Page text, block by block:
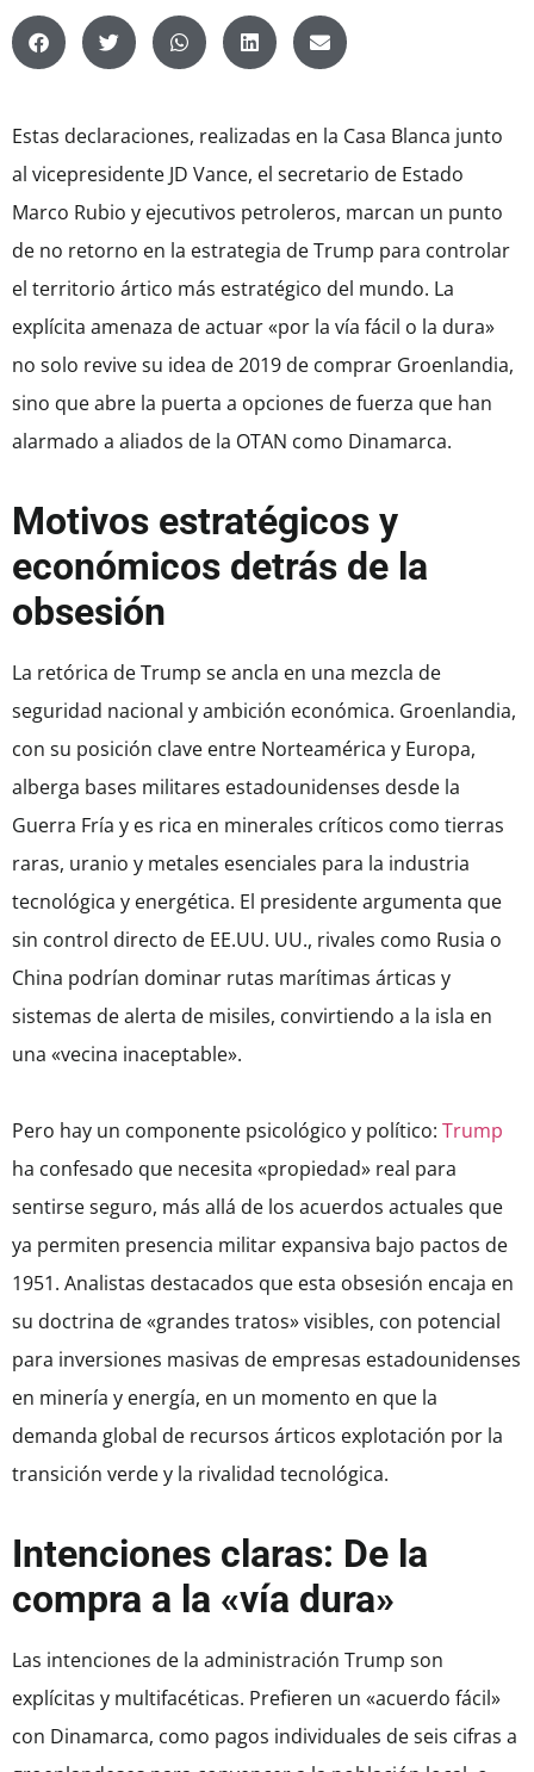
Estas declaraciones, realizadas en la Casa Blanca junto
al vicepresidente JD Vance, el secretario de Estado
Marco Rubio y ejecutivos petroleros, marcan un punto
de no retorno en la estrategia de Trump para controlar
el territorio ártico más estratégico del mundo. La
explícita amenaza de actuar «por la vía fácil o la dura»
no solo revive su idea de 2019 de comprar Groenlandia,
sino que abre la puerta a opciones de fuerza que han
alarmado a aliados de la OTAN como Dinamarca.
Motivos estratégicos y
económicos detrás de la
obsesión
La retórica de Trump se ancla en una mezcla de
seguridad nacional y ambición económica. Groenlandia,
con su posición clave entre Norteamérica y Europa,
alberga bases militares estadounidenses desde la
Guerra Fría y es rica en minerales críticos como tierras
raras, uranio y metales esenciales para la industria
tecnológica y energética. El presidente argumenta que
sin control directo de EE.UU. UU., rivales como Rusia o
China podrían dominar rutas marítimas árticas y
sistemas de alerta de misiles, convirtiendo a la isla en
una «vecina inaceptable».
Pero hay un componente psicológico y político: Trump
ha confesado que necesita «propiedad» real para
sentirse seguro, más allá de los acuerdos actuales que
ya permiten presencia militar expansiva bajo pactos de
1951. Analistas destacados que esta obsesión encaja en
su doctrina de «grandes tratos» visibles, con potencial
para inversiones masivas de empresas estadounidenses
en minería y energía, en un momento en que la
demanda global de recursos árticos explotación por la
transición verde y la rivalidad tecnológica.
Intenciones claras: De la
compra a la «vía dura»
Las intenciones de la administración Trump son
explícitas y multifacéticas. Prefieren un «acuerdo fácil»
con Dinamarca, como pagos individuales de seis cifras a